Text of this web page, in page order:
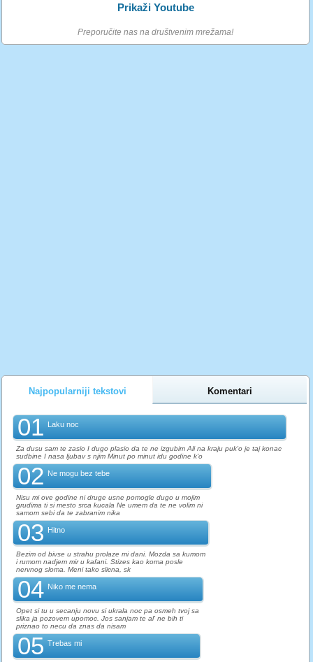
Prikaži Youtube
Preporučite nas na društvenim mrežama!
Najpopularniji tekstovi Komentari
01 Laku noc
Za dusu sam te zasio I dugo plasio da te ne izgubim Ali na kraju puk'o je taj konac
sudbine I nasa ljubav s njim Minut po minut idu godine k'o
02 Ne mogu bez tebe
Nisu mi ove godine ni druge usne pomogle dugo u mojim
grudima ti si mesto srca kucala Ne umem da te ne volim ni
samom sebi da te zabranim nika
03 Hitno
Bezim od bivse u strahu prolaze mi dani. Mozda sa kumom
i rumom nadjem mir u kafani. Stizes kao koma posle
nervnog sloma. Meni tako slicna, sk
04 Niko me nema
Opet si tu u secanju novu si ukrala noc pa osmeh tvoj sa
slika ja pozovem upomoc. Jos sanjam te al' ne bih ti
priznao to necu da znas da nisam
05 Trebas mi